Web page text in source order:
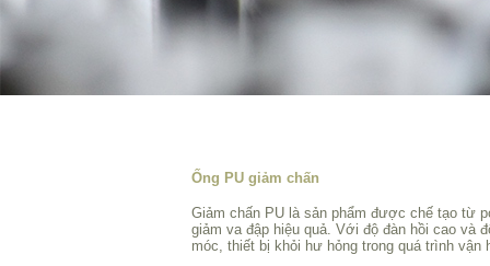
Ống PU giảm chấn
Giảm chấn PU là sản phẩm được chế tạo từ
giảm va đập hiệu quả. Với độ đàn hồi cao và
móc, thiết bị khỏi hư hỏng trong quá trình vận